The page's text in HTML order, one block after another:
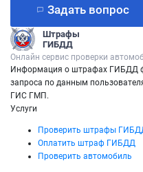
Задать вопрос
Штрафы
ГИБДД
Онлайн сервис проверки
Информация о штрафах ГИБДД
запроса по данным
ГИС ГМП.
Услуги
Проверить штрафы
Оплатить штраф ГИБДД
Проверить автомобиль